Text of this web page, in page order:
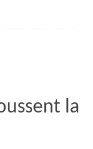
la